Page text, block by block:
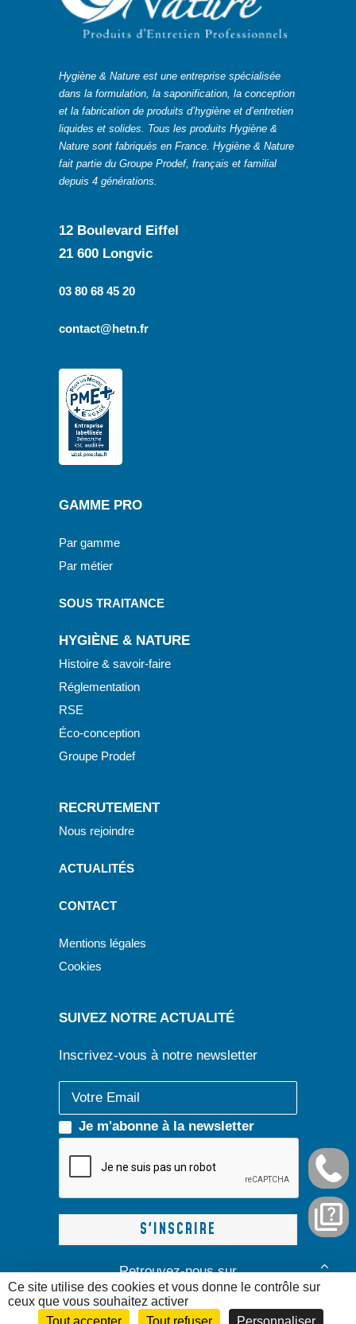
Hygiène & Nature est une entreprise spécialisée
dans la formulation, la saponification, la conception
et la fabrication de produits d’hygiène et d’entretien
liquides et solides. Tous les produits Hygiène &
Nature sont fabriqués en France. Hygiène & Nature
fait partie du Groupe Prodef, français et familial
depuis 4 générations.
12 Boulevard Eiffel
21 600 Longvic
03 80 68 45 20
contact@hetn.fr
GAMME PRO
Par gamme
Par métier
SOUS TRAITANCE
HYGIÈNE & NATURE
Histoire & savoir-faire
Réglementation
RSE
Éco-conception
Groupe Prodef
RECRUTEMENT
Nous rejoindre
ACTUALITÉS
CONTACT
Mentions légales
Cookies
SUIVEZ NOTRE ACTUALITÉ
Inscrivez-vous à notre newsletter
Je m'abonne à la newsletter
Retrouvez-nous sur
Ce site utilise des cookies et vous donne le contrôle sur
ceux que vous souhaitez activer
Tout accepter
Tout refuser Personnaliser